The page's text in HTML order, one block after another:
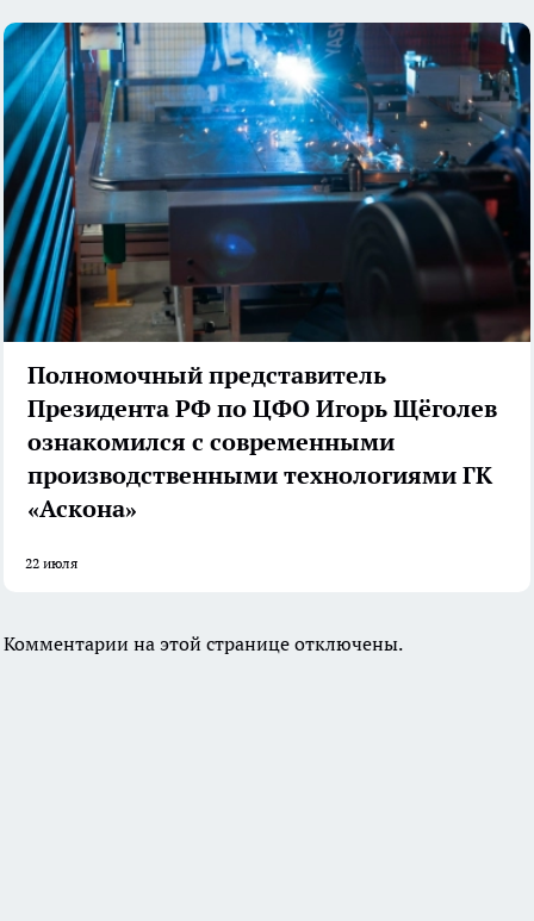
Полномочный представитель
Президента РФ по ЦФО Игорь Щёголев
ознакомился с современными
производственными технологиями ГК
«Аскона»
22 июля
Комментарии на этой странице отключены.